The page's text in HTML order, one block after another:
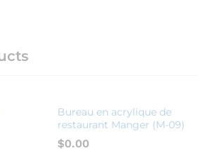
Bureau en acrylique de
restaurant Manger (M-09)
$0.00